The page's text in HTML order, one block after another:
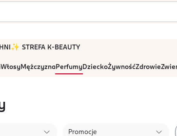
✨ STREFA K-BEAUTY
WłosyMężczyznaPerfumyDzieckoŻywnośćZdrowie
Promocje